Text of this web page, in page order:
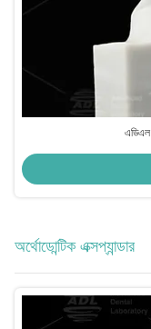
এডিএল
অর্থোডোন্টিক এক্সপ্যান্ডার